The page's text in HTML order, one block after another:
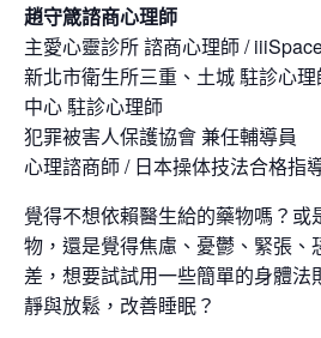
趙守箴諮商心理師
主愛心靈診所 諮商心理師 /
新北市衛生所三重、土城 駐診心
中心 駐診心理師
犯罪被害人保護協會 兼任輔導員
心理諮商師 / 日本操体技法合格指
覺得不想依賴醫生給的藥物嗎？或
物，還是覺得焦慮、憂鬱、緊張、
差，想要試試用一些簡單的身體法
靜與放鬆，改善睡眠？